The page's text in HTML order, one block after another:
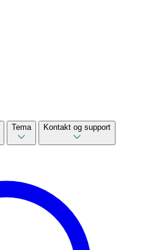
Tema Kontakt og support